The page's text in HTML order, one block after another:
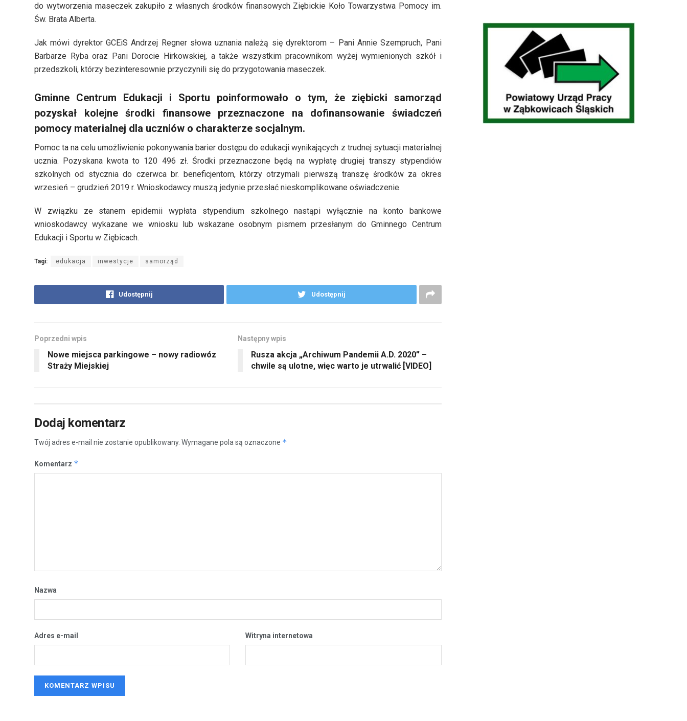
do wytworzenia maseczek zakupiło z własnych środków finansowych Ziębickie Koło Towarzystwa Pomocy im.
Św. Brata Alberta.
Jak mówi dyrektor GCEiS Andrzej Regner słowa uznania należą się dyrektorom – Pani Annie Szempruch, Pani
Barbarze Ryba oraz Pani Dorocie Hirkowskiej, a także wszystkim pracownikom wyżej wymienionych szkół i
przedszkoli, którzy bezinteresownie przyczynili się do przygotowania maseczek.
Gminne Centrum Edukacji i Sportu poinformowało o tym, że ziębicki samorząd
pozyskał kolejne środki finansowe przeznaczone na dofinansowanie świadczeń
pomocy materialnej dla uczniów o charakterze socjalnym.
Pomoc ta na celu umożliwienie pokonywania barier dostępu do edukacji wynikających z trudnej sytuacji materialnej
ucznia. Pozyskana kwota to 120 496 zł. Środki przeznaczone będą na wypłatę drugiej transzy stypendiów
szkolnych od stycznia do czerwca br. beneficjentom, którzy otrzymali pierwszą transzę środków za okres
wrzesień – grudzień 2019 r. Wnioskodawcy muszą jedynie przesłać nieskomplikowane oświadczenie.
W związku ze stanem epidemii wypłata stypendium szkolnego nastąpi wyłącznie na konto bankowe
wnioskodawcy wykazane we wniosku lub wskazane osobnym pismem przesłanym do Gminnego Centrum
Edukacji i Sportu w Ziębicach.
Tagi: edukacja inwestycje samorząd
Udostępnij Udostępnij
Poprzedni wpis
Nowe miejsca parkingowe – nowy radiowóz
Straży Miejskiej
Następny wpis
Rusza akcja „Archiwum Pandemii A.D. 2020” –
chwile są ulotne, więc warto je utrwalić [VIDEO]
Dodaj komentarz
Twój adres e-mail nie zostanie opublikowany. Wymagane pola są oznaczone *
Komentarz *
Nazwa
Adres e-mail Witryna internetowa